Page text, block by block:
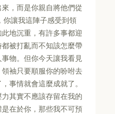
，而是你親自將他們從
你讓我這陣子感受到領
地沉重，有許多事都迎
被打亂而不知該怎麼帶
物。但你今天讓我看見
袖只要順服你的吩咐去
事情就會這麼成就了。
其實不應該存留在我的
在於你，那些我不可預